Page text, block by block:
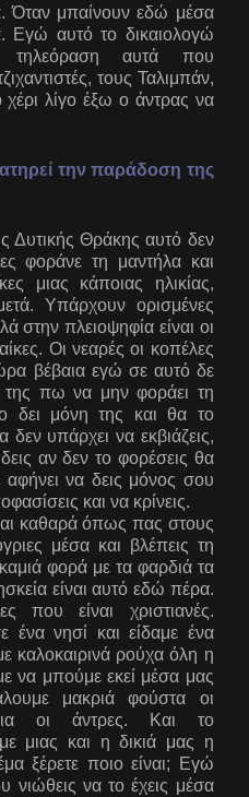
Όταν μπαίνουν εδώ μέσα
Εγώ αυτό το δικαιολογώ
τηλεόραση αυτά που
τους Ταλιμπάν,
χέρι λίγο έξω ο άντρας να
την παράδοση της
Δυτικής Θράκης αυτό δεν
φοράνε τη μαντήλα και
μιας κάποιας ηλικίας,
Υπάρχουν ορισμένες
στην πλειοψηφία είναι οι
Οι νεαρές οι κοπέλες
βέβαια εγώ σε αυτό δε
πω να μην φοράει τη
δει μόνη της και θα το
δεν υπάρχει να εκβιάζεις,
αν δεν το φορέσεις θα
αφήνει να δεις μόνος σου
και να κρίνεις.
καθαρά όπως πας στους
μέσα και βλέπεις τη
φορά με τα φαρδιά τα
είναι αυτό εδώ πέρα.
που είναι χριστιανές.
ένα νησί και είδαμε ένα
καλοκαιρινά ρούχα όλη η
να μπούμε εκεί μέσα μας
μακριά φούστα οι
οι άντρες. Και το
μιας και η δικιά μας η
ξέρετε ποιο είναι; Εγώ
νιώθεις να το έχεις μέσα